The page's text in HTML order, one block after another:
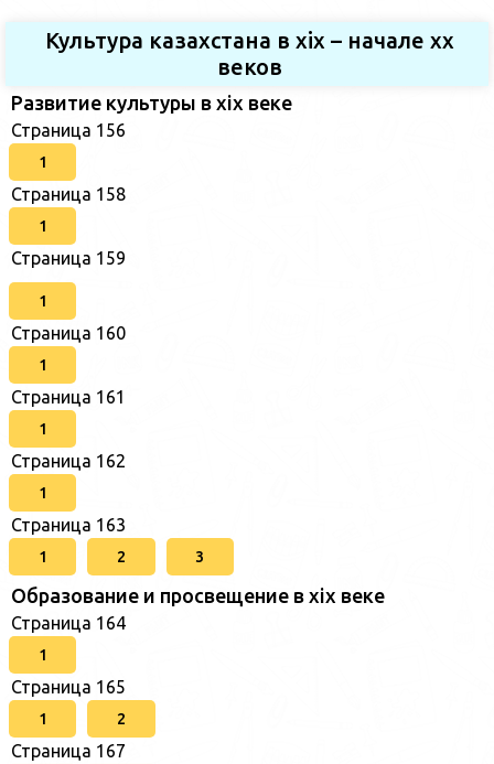
Культура казахстана в xix – начале хх
веков
Развитие культуры в xix веке
Страница 156
1
Страница 158
1
Страница 159
1
Страница 160
1
Страница 161
1
Страница 162
1
Страница 163
1 2 3
Образование и просвещение в xix веке
Страница 164
1
Страница 165
1 2
Страница 167